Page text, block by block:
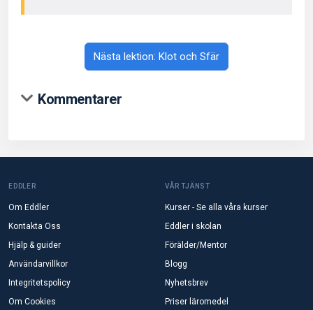
Nästa lektion: Klot och Sfär
Kommentarer
EDDLER
Om Eddler
Kontakta Oss
Hjälp & guider
Användarvillkor
Integritetspolicy
Om Cookies
VÅR TJÄNST
Kurser - Se alla våra kurser
Eddler i skolan
Förälder/Mentor
Blogg
Nyhetsbrev
Priser läromedel